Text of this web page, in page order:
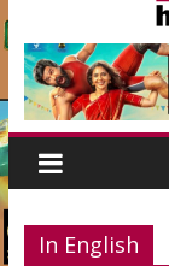
In English